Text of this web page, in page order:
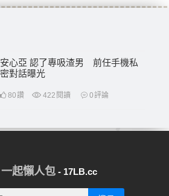
安心亞 認了專吸渣男 前任手機私
密對話曝光
80讚 422 閱讀 0評論
一起懶人包 - 17LB.cc